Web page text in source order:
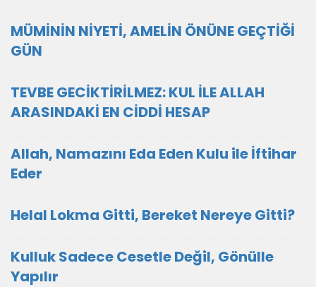
MÜMİNİN NİYETİ, AMELİN ÖNÜNE GEÇTİĞİ
GÜN
TEVBE GECİKTİRİLMEZ: KUL İLE ALLAH
ARASINDAKİ EN CİDDİ HESAP
Allah, Namazını Eda Eden Kulu ile İftihar
Eder
Helal Lokma Gitti, Bereket Nereye Gitti?
Kulluk Sadece Cesetle Değil, Gönülle
Yapılır